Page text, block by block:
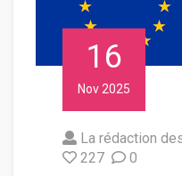
16
Nov 2025
La rédaction
227
0